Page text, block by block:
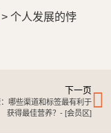
> 个人发展的悖
下一页
哪些渠道和标签最有利于
获得最佳营养？- [会员区]